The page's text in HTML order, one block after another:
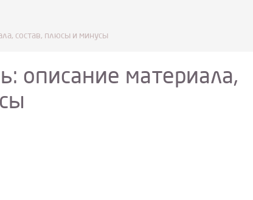
состав, плюсы и минусы
описание материала,